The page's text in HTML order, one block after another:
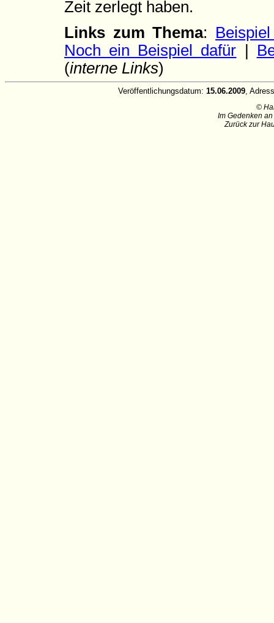
Zeit zerlegt haben.
Links zum Thema:
Noch ein Beispiel dafür
(interne Links)
Veröffentlichungsdatum: 15.06.2009,
©
Im Gedenken
Zurück zur